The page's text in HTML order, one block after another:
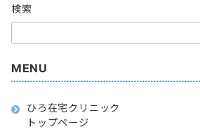
検索
MENU
ひろ在宅クリニック
トップページ